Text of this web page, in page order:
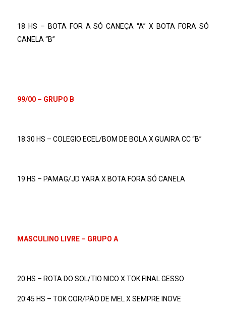
18 HS – BOTA FOR A SÓ CANEÇA “A” X BOTA FORA SÓ
CANELA “B”
99/00 – GRUPO B
18:30 HS – COLEGIO ECEL/BOM DE BOLA X GUAIRA CC “B”
19 HS – PAMAG/JD YARA X BOTA FORA SÓ CANELA
MASCULINO LIVRE – GRUPO A
20 HS – ROTA DO SOL/TIO NICO X TOK FINAL GESSO
20:45 HS – TOK COR/PÃO DE MEL X SEMPRE INOVE